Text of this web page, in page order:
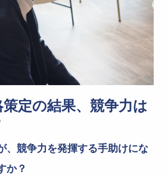
定の結果、競争力は
、競争力を発揮する手助けにな
か？